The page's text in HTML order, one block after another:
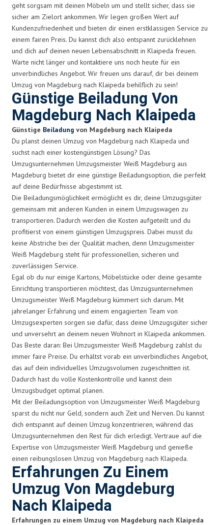
geht sorgsam mit deinen Möbeln um und stellt sicher, dass sie
sicher am Zielort ankommen. Wir legen großen Wert auf
Kundenzufriedenheit und bieten dir einen erstklassigen Service zu
einem fairen Preis. Du kannst dich also entspannt zurücklehnen
und dich auf deinen neuen Lebensabschnitt in Klaipeda freuen.
Warte nicht länger und kontaktiere uns noch heute für ein
unverbindliches Angebot. Wir freuen uns darauf, dir bei deinem
Umzug von Magdeburg nach Klaipeda behilflich zu sein!
Günstige Beiladung Von
Magdeburg Nach Klaipeda
Günstige Beiladung von Magdeburg nach Klaipeda
Du planst deinen Umzug von Magdeburg nach Klaipeda und
suchst nach einer kostengünstigen Lösung? Das
Umzugsunternehmen Umzugsmeister Weiß Magdeburg aus
Magdeburg bietet dir eine günstige Beiladungsoption, die perfekt
auf deine Bedürfnisse abgestimmt ist.
Die Beiladungsmöglichkeit ermöglicht es dir, deine Umzugsgüter
gemeinsam mit anderen Kunden in einem Umzugswagen zu
transportieren. Dadurch werden die Kosten aufgeteilt und du
profitierst von einem günstigen Umzugspreis. Dabei musst du
keine Abstriche bei der Qualität machen, denn Umzugsmeister
Weiß Magdeburg steht für professionellen, sicheren und
zuverlässigen Service.
Egal ob du nur einige Kartons, Möbelstücke oder deine gesamte
Einrichtung transportieren möchtest, das Umzugsunternehmen
Umzugsmeister Weiß Magdeburg kümmert sich darum. Mit
jahrelanger Erfahrung und einem engagierten Team von
Umzugsexperten sorgen sie dafür, dass deine Umzugsgüter sicher
und unversehrt an deinem neuen Wohnort in Klaipeda ankommen.
Das Beste daran: Bei Umzugsmeister Weiß Magdeburg zahlst du
immer faire Preise. Du erhältst vorab ein unverbindliches Angebot,
das auf dein individuelles Umzugsvolumen zugeschnitten ist.
Dadurch hast du volle Kostenkontrolle und kannst dein
Umzugsbudget optimal planen.
Mit der Beiladungsoption von Umzugsmeister Weiß Magdeburg
sparst du nicht nur Geld, sondern auch Zeit und Nerven. Du kannst
dich entspannt auf deinen Umzug konzentrieren, während das
Umzugsunternehmen den Rest für dich erledigt. Vertraue auf die
Expertise von Umzugsmeister Weiß Magdeburg und genieße
einen reibungslosen Umzug von Magdeburg nach Klaipeda.
Erfahrungen Zu Einem
Umzug Von Magdeburg
Nach Klaipeda
Erfahrungen zu einem Umzug von Magdeburg nach Klaipeda